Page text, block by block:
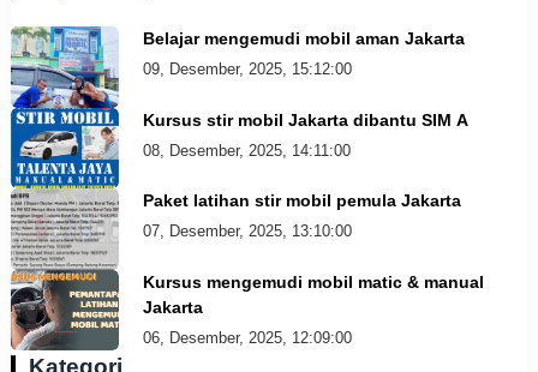
Belajar mengemudi mobil aman Jakarta
09, Desember, 2025, 15:12:00
Kursus stir mobil Jakarta dibantu SIM A
08, Desember, 2025, 14:11:00
Paket latihan stir mobil pemula Jakarta
07, Desember, 2025, 13:10:00
Kursus mengemudi mobil matic & manual
Jakarta
06, Desember, 2025, 12:09:00